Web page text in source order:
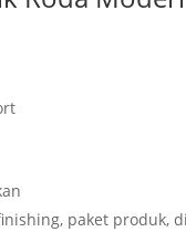
paket produk,